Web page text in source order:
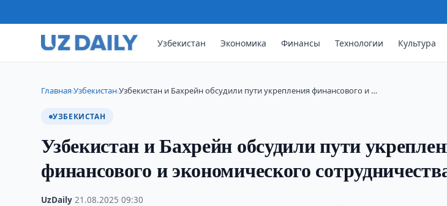
Узбекистан Экономика Финансы Технологии Культура
Главная›Узбекистан›Узбекистан и Бахрейн обсудили пути укрепления финансового и …
УЗБЕКИСТАН
Узбекистан и Бахрейн обсудили пути
финансового и экономического
UzDaily ·21.08.2025 ·09:30